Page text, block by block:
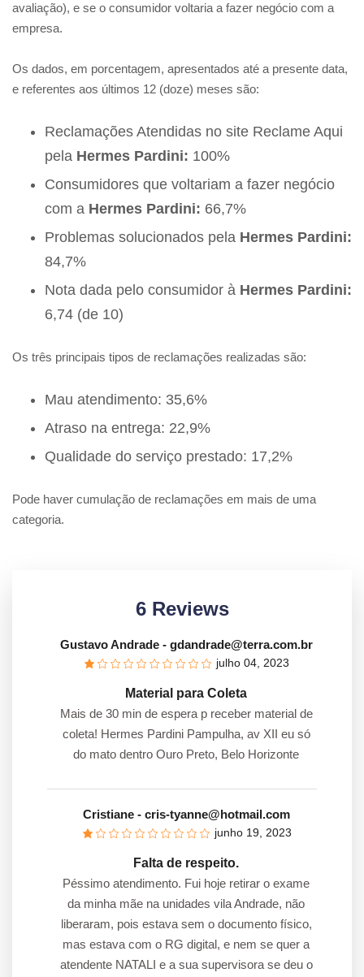
avaliação), e se o consumidor voltaria a fazer negócio com a
empresa.
Os dados, em porcentagem, apresentados até a presente data,
e referentes aos últimos 12 (doze) meses são:
Reclamações Atendidas no site Reclame Aqui
pela Hermes Pardini: 100%
Consumidores que voltariam a fazer negócio
com a Hermes Pardini: 66,7%
Problemas solucionados pela Hermes Pardini:
84,7%
Nota dada pelo consumidor à Hermes Pardini:
6,74 (de 10)
Os três principais tipos de reclamações realizadas são:
Mau atendimento: 35,6%
Atraso na entrega: 22,9%
Qualidade do serviço prestado: 17,2%
Pode haver cumulação de reclamações em mais de uma
categoria.
6 Reviews
Gustavo Andrade - gdandrade@terra.com.br
julho 04, 2023
Material para Coleta
Mais de 30 min de espera p receber material de
coleta! Hermes Pardini Pampulha, av XII eu só
do mato dentro Ouro Preto, Belo Horizonte
Cristiane - cris-tyanne@hotmail.com
junho 19, 2023
Falta de respeito.
Péssimo atendimento. Fui hoje retirar o exame
da minha mãe na unidades vila Andrade, não
liberaram, pois estava sem o documento físico,
mas estava com o RG digital, e nem se quer a
atendente NATALI e a sua supervisora se deu o